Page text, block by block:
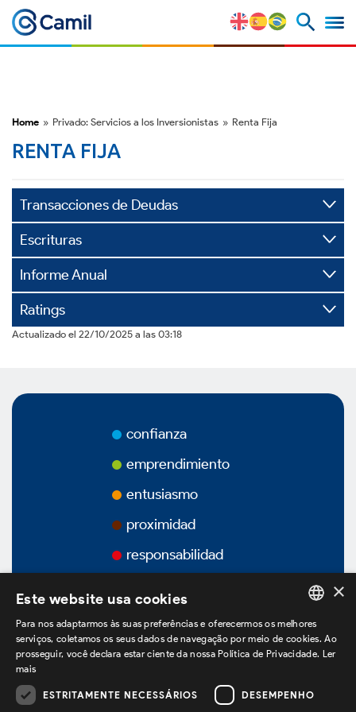
Estratégia y Ventajas
Factores de Riesgo
M&A y Mercado de Capitales
ESG
Vision General
Estatuto Social
Estructura Accionaria
Home » Privado: Servicios a los Inversionistas » Renta Fija
RENTA FIJA
Transacciones de Deudas
Escrituras
Informe Anual
Ratings
Actualizado el 22/10/2025 a las 03:18
confianza
emprendimiento
entusiasmo
proximidad
responsabilidad
estamos no LinkedIn
PORTUGUESE
×
Este website usa cookies
Para nos adaptarmos às suas preferências e oferecermos os melhores
serviços, coletamos os seus dados de navegação por meio de cookies. Ao
prosseguir, você declara estar ciente da nossa Política de Privacidade. Ler
mais
ESTRITAMENTE NECESSÁRIOS DESEMPENHO